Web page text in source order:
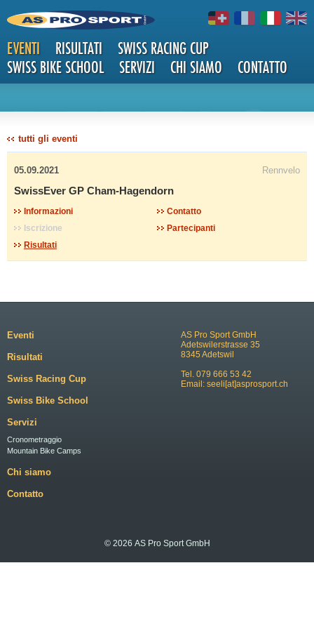
EVENTI RISULTATI
SWISS RACING CUP
SWISS BIKE SCHOOL
SERVIZI CHI SIAMO CONTATTO
DETTAG
LI
tutti gli eventi
05.09.2021 Rennvelo
SwissEver GP Cham-Hagendorn
Informazioni
Contatto
Iscrizione
Partecipanti
Risultati
AS Pro Sport GmbH
Adetswilerstrasse 35
8345 Adetswil
Tel. 079 666 53 42
Email: seeli[at]asprosport.ch
Eventi
Risultati
Swiss Racing Cup
Swiss Bike School
Servizi
Cronometraggio
Mountain Bike Camps
Chi siamo
Contatto
© 2026 AS Pro Sport GmbH